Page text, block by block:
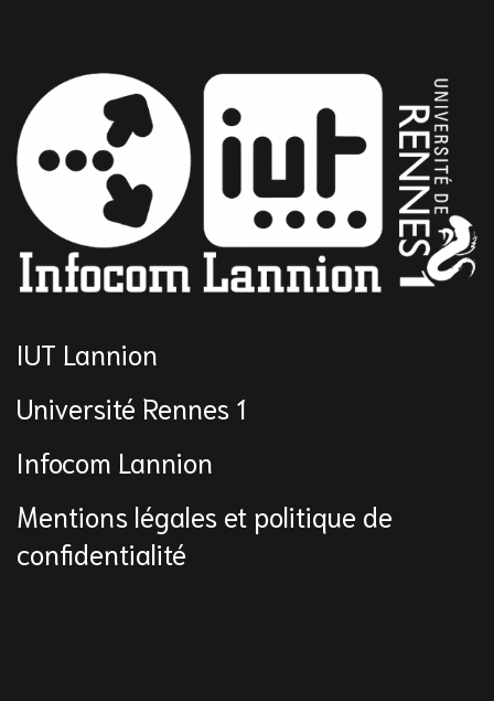
IUT Lannion
Université Rennes 1
Infocom Lannion
Mentions légales et politique de
confidentialité